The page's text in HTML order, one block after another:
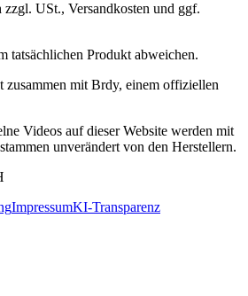
zzgl. USt., Versandkosten und ggf.
tatsächlichen Produkt abweichen.
mit Brdy, einem offiziellen
Videos auf dieser Website werden mit
unverändert von den Herstellern.
ImpressumKI-Transparenz